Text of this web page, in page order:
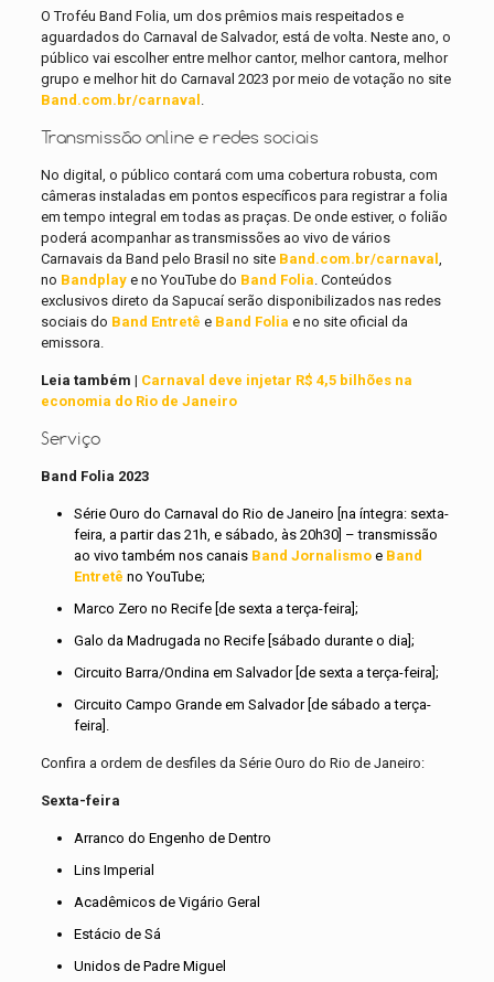
O Troféu Band Folia, um dos prêmios mais respeitados e
aguardados do Carnaval de Salvador, está de volta. Neste ano, o
público vai escolher entre melhor cantor, melhor cantora, melhor
grupo e melhor hit do Carnaval 2023 por meio de votação no site
Band.com.br/carnaval
Transmissão online e redes sociais
No digital, o público contará com uma cobertura robusta, com
câmeras instaladas em pontos específicos para registrar a folia
em tempo integral em todas as praças. De onde estiver, o folião
poderá acompanhar as transmissões ao vivo de vários
Carnavais da Band pelo Brasil no site Band.com.br/carnaval
no Bandplaye no YouTube do Band Folia . Conteúdos
exclusivos direto da Sapucaí serão disponibilizados nas redes
sociais do Band Entretê e Band Folia e no site oficial da
emissora.
Leia também | Carnaval deve injetar R$ 4,5 bilhões na
economia do Rio de Janeiro
Serviço
Band Folia 2023
Série Ouro do Carnaval do Rio de Janeiro [na íntegra: sexta-
feira, a partir das 21h, e sábado, às 20h30] – transmissão
ao vivo também nos canais Band Jornalismoe Band
Entretê no YouTube;
Marco Zero no Recife [de sexta a terça-feira];
Galo da Madrugada no Recife [sábado durante o dia];
Circuito Barra/Ondina em Salvador [de sexta a terça-feira];
Circuito Campo Grande em Salvador [de sábado a terça-
feira].
Confira a ordem de desfiles da Série Ouro do Rio de Janeiro:
Sexta-feira
Arranco do Engenho de Dentro
Lins Imperial
Acadêmicos de Vigário Geral
Estácio de Sá
Unidos de Padre Miguel